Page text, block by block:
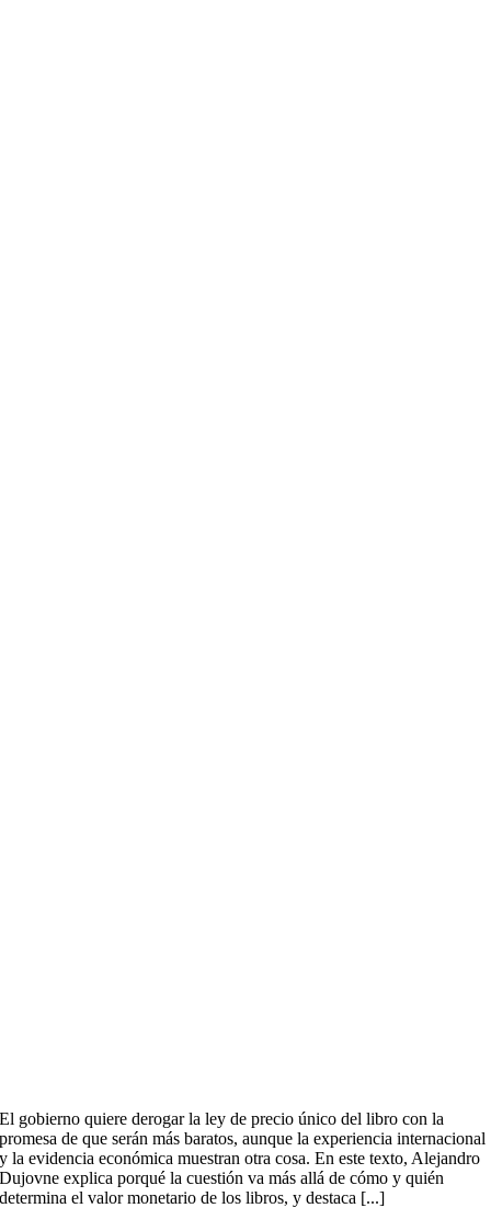
El gobierno quiere derogar la ley de precio único del libro con la
promesa de que serán más baratos, aunque la experiencia internacional
y la evidencia económica muestran otra cosa. En este texto, Alejandro
Dujovne explica porqué la cuestión va más allá de cómo y quién
determina el valor monetario de los libros, y destaca [...]